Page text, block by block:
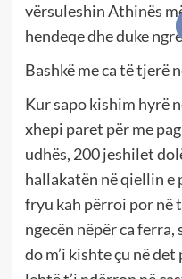
vërsuleshin Athinës
hendeqe dhe duke
Bashkë me ca të tjerë
Kur sapo kishim hyrë
xhepi paret për me
udhës, 200 jeshilet
hallakatën në qiellin e
fryu kah përroi por në
ngecën nëpër ca ferra,
do m’i kishte çu në